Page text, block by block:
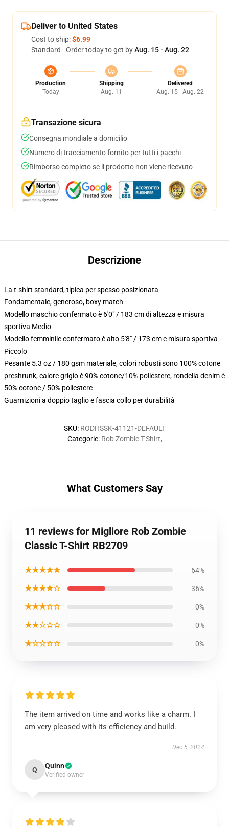
Deliver to United States
Cost to ship:$6.99
Standard - Order today to get byAug. 15 - Aug. 22
Production
Today
Shipping
Aug. 11
Delivered
Aug. 15 - Aug. 22
Transazione sicura
Consegna mondiale a domicilio
Numero di tracciamento fornito per tutti i pacchi
Rimborso completo se il prodotto non viene ricevuto
Descrizione
La t-shirt standard, tipica per spesso posizionata
Fondamentale, generoso, boxy match
Modello maschio confermato è 6'0" / 183 cm di altezza e misura
sportiva Medio
Modello femminile confermato è alto 5'8" / 173 cm e misura sportiva
Piccolo
Pesante 5.3 oz / 180 gsm materiale, colori robusti sono 100% cotone
preshrunk, calore grigio è 90% cotone/10% poliestere, rondella denim è
50% cotone / 50% poliestere
Guarnizioni a doppio taglio e fascia collo per durabilità
SKU: RODHSSK-41121-DEFAULT
Categorie: Rob Zombie T-Shirt,
What Customers Say
11 reviews for Migliore Rob Zombie
Classic T-Shirt RB2709
★★★★★ 64%
★★★★☆ 36%
★★★☆☆ 0%
★★☆☆☆ 0%
★☆☆☆☆ 0%
The item arrived on time and works like a charm. I
am very pleased with its efficiency and build.
Dec 5, 2024
Q Quinn
Verified owner